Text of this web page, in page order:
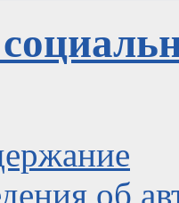
об